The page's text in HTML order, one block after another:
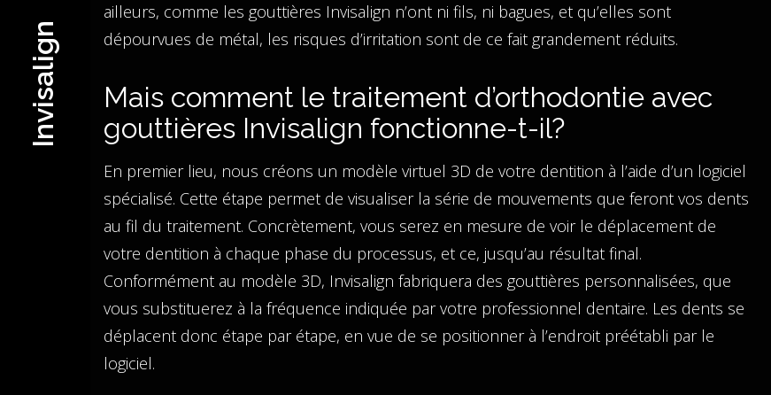
Invisalign
ailleurs, comme les gouttières Invisalign n’ont ni fils, ni bagues, et qu’elles sont
dépourvues de métal, les risques d’irritation sont de ce fait grandement réduits.
Mais comment le traitement d’orthodontie avec
gouttières Invisalign fonctionne-t-il?
En premier lieu, nous créons un modèle virtuel 3D de votre dentition à l’aide d’un logiciel
spécialisé. Cette étape permet de visualiser la série de mouvements que feront vos dents
au fil du traitement. Concrètement, vous serez en mesure de voir le déplacement de
votre dentition à chaque phase du processus, et ce, jusqu’au résultat final.
Conformément au modèle 3D, Invisalign fabriquera des gouttières personnalisées, que
vous substituerez à la fréquence indiquée par votre professionnel dentaire. Les dents se
déplacent donc étape par étape, en vue de se positionner à l’endroit préétabli par le
logiciel.